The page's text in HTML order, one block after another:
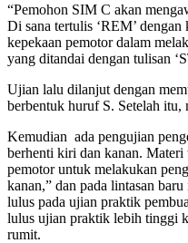
“Pemohon SIM C akan
Di sana tertulis ‘REM’
kepekaan pemotor dalam
yang ditandai dengan tulisan
Ujian lalu dilanjut dengan
berbentuk huruf S. Setelah
Kemudian ada pengujian
berhenti kiri dan kanan. Materi
pemotor untuk melakukan
kanan,” dan pada lintasan
lulus pada ujian praktik
lulus ujian praktik lebih tinggi
rumit.